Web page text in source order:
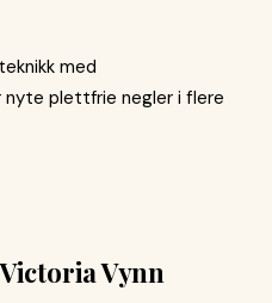
med
nyte plettfrie negler i flere
Vynn